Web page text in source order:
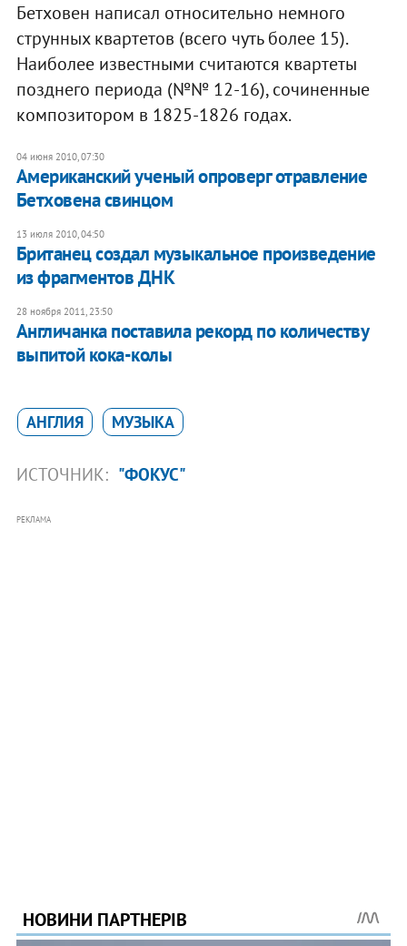
Бетховен написал относительно немного
струнных квартетов (всего чуть более 15).
Наиболее известными считаются квартеты
позднего периода (№№ 12-16), сочиненные
композитором в 1825-1826 годах.
04 июня 2010, 07:30
Американский ученый опроверг отравление
Бетховена свинцом
13 июля 2010, 04:50
Британец создал музыкальное произведение
из фрагментов ДНК
28 ноября 2011, 23:50
Англичанка поставила рекорд по количеству
выпитой кока-колы
АНГЛИЯ МУЗЫКА
ИСТОЧНИК: "ФОКУС"
РЕКЛАМА